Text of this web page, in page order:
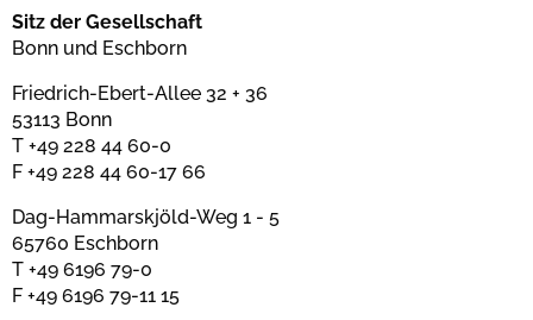
Sitz der Gesellschaft
Bonn und Eschborn
Friedrich-Ebert-Allee 32 + 36
53113 Bonn
T +49 228 44 60-0
F +49 228 44 60-17 66
Dag-Hammarskjöld-Weg 1 - 5
65760 Eschborn
T +49 6196 79-0
F +49 6196 79-11 15